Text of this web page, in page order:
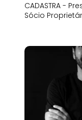
CADASTRA -
Sócio